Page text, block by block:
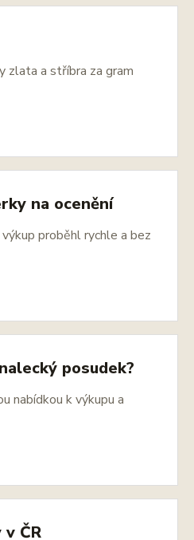
zlata a stříbra za gram
na ocenění
proběhl rychle a bez
posudek?
nabídkou k výkupu a
v ČR